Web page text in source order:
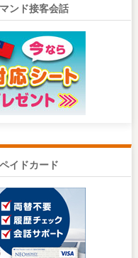
ンド接客会話
イドカード